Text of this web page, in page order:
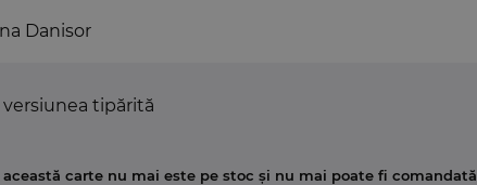
Danisor
versiunea tipărită
această carte nu mai este pe stoc și nu mai poate fi comandată